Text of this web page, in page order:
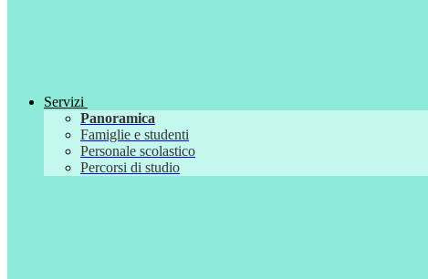
Servizi
Panoramica
Famiglie e studenti
Personale scolastico
Percorsi di studio